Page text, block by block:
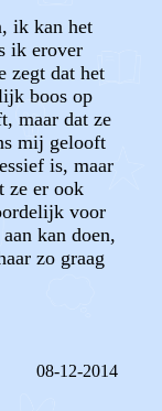
ik kan het
ik erover
zegt dat het
boos op
maar dat ze
mij gelooft
is, maar
ze er ook
voor
kan doen,
zo graag
08-12-2014